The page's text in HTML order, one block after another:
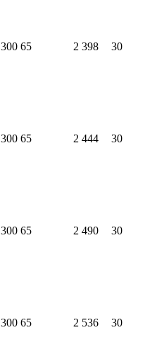
300 65 2 398 30
300 65 2 444 30
300 65 2 490 30
300 65 2 536 30